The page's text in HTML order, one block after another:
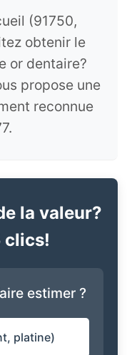
(91750,
obtenir le
or dentaire?
propose une
reconnue
la valeur?
clics!
estimer ?
platine)